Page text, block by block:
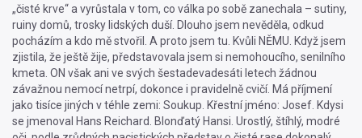
„čisté krve“ a vyrůstala v tom, co válka po sobě zanechala – sutiny,
ruiny domů, trosky lidských duší. Dlouho jsem nevěděla, odkud
pocházím a kdo mě stvořil. A proto jsem tu. Kvůli NĚMU. Když jsem
zjistila, že ještě žije, představovala jsem si nemohoucího, senilního
kmeta. ON však ani ve svých šestadevadesáti letech žádnou
závažnou nemocí netrpí, dokonce i pravidelně cvičí. Má příjmení
jako tisíce jiných v téhle zemi: Soukup. Křestní jméno: Josef. Kdysi
se jmenoval Hans Reichard. Blonďatý Hansi. Urostlý, štíhlý, modré